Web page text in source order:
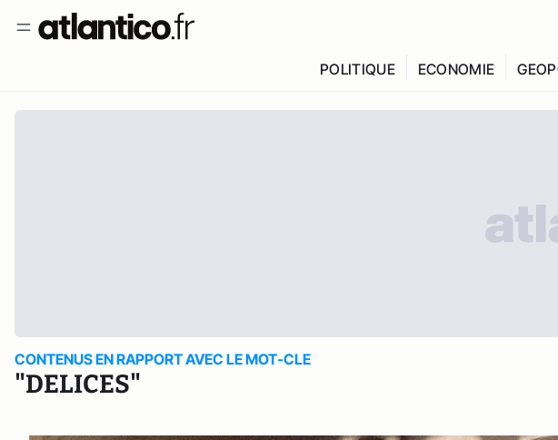
POLITIQUE ECONOMIE
CONTENUS EN RAPPORT AVEC LE MOT-CLE
"DELICES"